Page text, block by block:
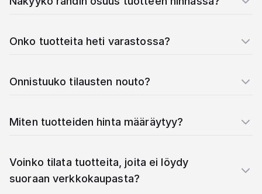
Onko tuotteita heti varastossa?
Onnistuuko tilausten nouto?
Miten tuotteiden hinta määräytyy?
Voinko tilata tuotteita, joita ei löydy
suoraan verkkokaupasta?